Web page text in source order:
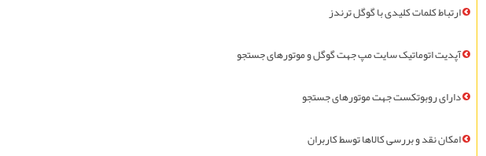
ارتباط کلمات کلیدی با گوگل ترندز
آپديت اتوماتیک سايت مپ جهت گوگل و موتورهای جستجو
دارای روبوتکست جهت موتورهای جستجو
امکان نقد و بررسی کالاها توسط کاربران